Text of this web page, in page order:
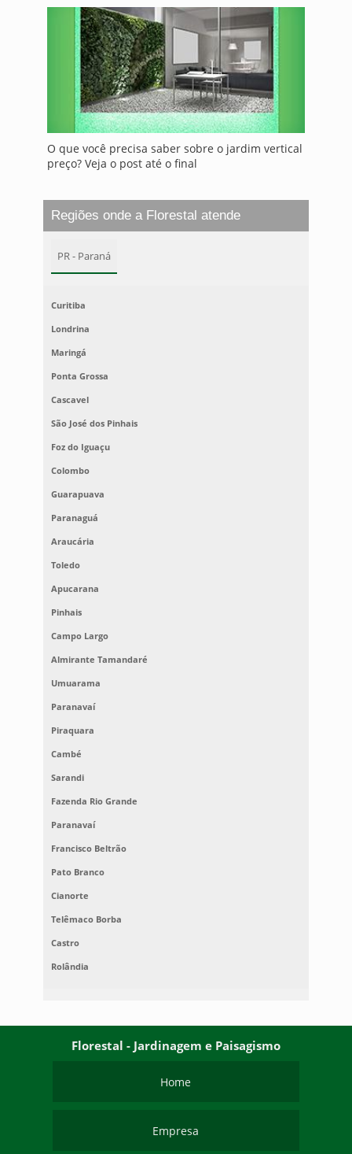
O que você precisa saber sobre o jardim vertical
preço? Veja o post até o final
Regiões onde a Florestal atende
PR - Paraná
Curitiba
Londrina
Maringá
Ponta Grossa
Cascavel
São José dos Pinhais
Foz do Iguaçu
Colombo
Guarapuava
Paranaguá
Araucária
Toledo
Apucarana
Pinhais
Campo Largo
Almirante Tamandaré
Umuarama
Paranavaí
Piraquara
Cambé
Sarandi
Fazenda Rio Grande
Paranavaí
Francisco Beltrão
Pato Branco
Cianorte
Telêmaco Borba
Castro
Rolândia
Florestal - Jardinagem e Paisagismo
Home
Empresa